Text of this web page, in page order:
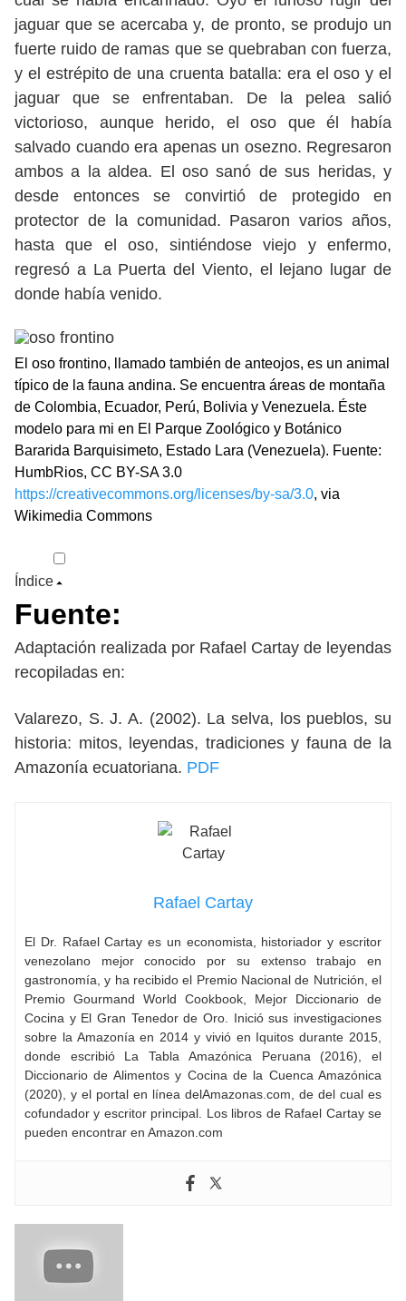
jaguar que se acercaba y, de pronto, se produjo un
fuerte ruido de ramas que se quebraban con fuerza,
y el estrépito de una cruenta batalla: era el oso y el
jaguar que se enfrentaban. De la pelea salió
victorioso, aunque herido, el oso que él había
salvado cuando era apenas un osezno. Regresaron
ambos a la aldea. El oso sanó de sus heridas, y
desde entonces se convirtió de protegido en
protector de la comunidad. Pasaron varios años,
hasta que el oso, sintiéndose viejo y enfermo,
regresó a La Puerta del Viento, el lejano lugar de
donde había venido.
El oso frontino, llamado también de anteojos, es un animal
típico de la fauna andina. Se encuentra áreas de montaña
de Colombia, Ecuador, Perú, Bolivia y Venezuela. Éste
modelo para mi en El Parque Zoológico y Botánico
Bararida Barquisimeto, Estado Lara (Venezuela). Fuente:
HumbRios, CC BY-SA 3.0
https://creativecommons.org/licenses/by-sa/3.0, via
Wikimedia Commons
Índice
Fuente:
Adaptación realizada por Rafael Cartay de leyendas
recopiladas en:
Valarezo, S. J. A. (2002). La selva, los pueblos, su
historia: mitos, leyendas, tradiciones y fauna de la
Amazonía ecuatoriana. PDF
Rafael Cartay
El Dr. Rafael Cartay es un economista, historiador y escritor
venezolano mejor conocido por su extenso trabajo en
gastronomía, y ha recibido el Premio Nacional de Nutrición, el
Premio Gourmand World Cookbook, Mejor Diccionario de
Cocina y El Gran Tenedor de Oro. Inició sus investigaciones
sobre la Amazonía en 2014 y vivió en Iquitos durante 2015,
donde escribió La Tabla Amazónica Peruana (2016), el
Diccionario de Alimentos y Cocina de la Cuenca Amazónica
(2020), y el portal en línea delAmazonas.com, de del cual es
cofundador y escritor principal. Los libros de Rafael Cartay se
pueden encontrar en Amazon.com